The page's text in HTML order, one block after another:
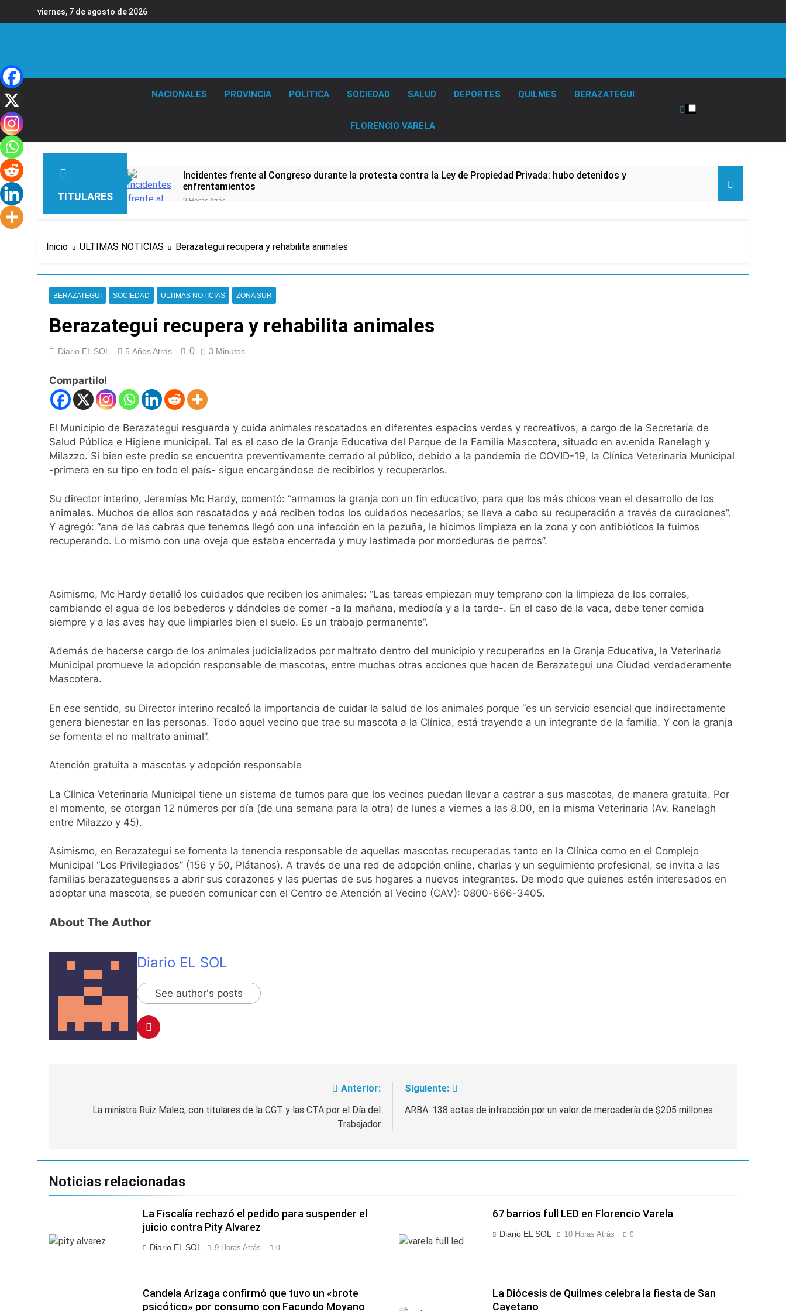
viernes, 7 de agosto de 2026
NACIONALES PROVINCIA POLÍTICA SOCIEDAD SALUD DEPORTES QUILMES BERAZATEGUI
FLORENCIO VARELA
TITULARES
Incidentes frente al Congreso durante la protesta contra la Ley de Propiedad Privada: hubo detenidos y
enfrentamientos
9 Horas Atrás
67 barrios full LED en Florencio Varela
El temporal se despide del AMBA: cuándo dejará de llover y llega una ola de frío con mínimas cercanas a 1°C
10 Horas Atrás
Kicillof marchó contra la Ley de Propiedad Privada de Milei
Renunció el subsecretario de Seguridad de Quilmes, Hernán Ocampo, tras la difusión de chats privados
12 Horas Atrás
La Libertad Avanza consiguió la mayoría y rechazó el pedido del peronismo de girar el proyecto a comisión
12 Horas Atrás
13 Horas Atrás
La Diócesis de Quilmes celebra la fiesta de San Cayetano
13 Horas Atrás
La Línea 148 pasó a ser operada por La Central de Vicente López
La Municipalidad de Quilmes limpió sumideros y desagües en medio de las lluvias
Transporte: un asistente virtual para consultar infracciones en segundos
Marcha al Congreso: cortes, desvíos y operativo de seguridad por la protesta contra la reforma de la Ley de Tierras
19 Horas Atrás
Tormentas severas y fuertes ráfagas de viento: más de 10 provincias bajo alerta meteorológica
Senado debate el proyecto sobre propiedad privada con foco en los desalojos
21 Horas Atrás
Alerta naranja en Quilmes por tormentas severas y fuertes ráfagas de viento
1 Día Atrás
Denunciaron penalmente al abogado libertario que propuso tirar napalm sobre el Gran Buenos Aires
Inicio ULTIMAS NOTICIAS Berazategui recupera y rehabilita animales
BERAZATEGUI SOCIEDAD ULTIMAS NOTICIAS ZONA SUR
Berazategui recupera y rehabilita animales
Diario EL SOL 5 Años Atrás 0 3 Minutos
Compartilo!
El Municipio de Berazategui resguarda y cuida animales rescatados en diferentes espacios verdes y recreativos, a cargo de la Secretaría de
Salud Pública e Higiene municipal. Tal es el caso de la Granja Educativa del Parque de la Familia Mascotera, situado en av.enida Ranelagh y
Milazzo. Si bien este predio se encuentra preventivamente cerrado al público, debido a la pandemia de COVID-19, la Clínica Veterinaria Municipal
-primera en su tipo en todo el país- sigue encargándose de recibirlos y recuperarlos.
Su director interino, Jeremías Mc Hardy, comentó: “armamos la granja con un fin educativo, para que los más chicos vean el desarrollo de los
animales. Muchos de ellos son rescatados y acá reciben todos los cuidados necesarios; se lleva a cabo su recuperación a través de curaciones”.
Y agregó: “ana de las cabras que tenemos llegó con una infección en la pezuña, le hicimos limpieza en la zona y con antibióticos la fuimos
recuperando. Lo mismo con una oveja que estaba encerrada y muy lastimada por mordeduras de perros”.
Asimismo, Mc Hardy detalló los cuidados que reciben los animales: “Las tareas empiezan muy temprano con la limpieza de los corrales,
cambiando el agua de los bebederos y dándoles de comer -a la mañana, mediodía y a la tarde-. En el caso de la vaca, debe tener comida
siempre y a las aves hay que limpiarles bien el suelo. Es un trabajo permanente”.
Además de hacerse cargo de los animales judicializados por maltrato dentro del municipio y recuperarlos en la Granja Educativa, la Veterinaria
Municipal promueve la adopción responsable de mascotas, entre muchas otras acciones que hacen de Berazategui una Ciudad verdaderamente
Mascotera.
En ese sentido, su Director interino recalcó la importancia de cuidar la salud de los animales porque “es un servicio esencial que indirectamente
genera bienestar en las personas. Todo aquel vecino que trae su mascota a la Clínica, está trayendo a un integrante de la familia. Y con la granja
se fomenta el no maltrato animal”.
Atención gratuita a mascotas y adopción responsable
La Clínica Veterinaria Municipal tiene un sistema de turnos para que los vecinos puedan llevar a castrar a sus mascotas, de manera gratuita. Por
el momento, se otorgan 12 números por día (de una semana para la otra) de lunes a viernes a las 8.00, en la misma Veterinaria (Av. Ranelagh
entre Milazzo y 45).
Asimismo, en Berazategui se fomenta la tenencia responsable de aquellas mascotas recuperadas tanto en la Clínica como en el Complejo
Municipal “Los Privilegiados” (156 y 50, Plátanos). A través de una red de adopción online, charlas y un seguimiento profesional, se invita a las
familias berazateguenses a abrir sus corazones y las puertas de sus hogares a nuevos integrantes. De modo que quienes estén interesados en
adoptar una mascota, se pueden comunicar con el Centro de Atención al Vecino (CAV): 0800-666-3405.
About The Author
Diario EL SOL
See author's posts
Anterior:
La ministra Ruiz Malec, con titulares de la CGT y las CTA por el Día del
Trabajador
Siguiente:
ARBA: 138 actas de infracción por un valor de mercadería de $205 millones
Noticias relacionadas
La Fiscalía rechazó el pedido para suspender el
juicio contra Pity Alvarez
Diario EL SOL 9 Horas Atrás 0
67 barrios full LED en Florencio Varela
Diario EL SOL 10 Horas Atrás 0
Candela Arizaga confirmó que tuvo un «brote
psicótico» por consumo con Facundo Moyano
La Diócesis de Quilmes celebra la fiesta de San
Cayetano